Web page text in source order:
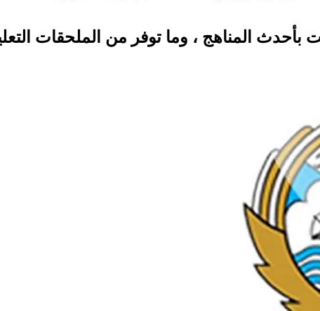
المناهج ، وما توفر من الملحقات